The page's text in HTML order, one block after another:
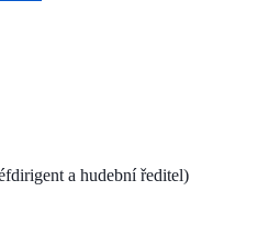
a hudební ředitel)